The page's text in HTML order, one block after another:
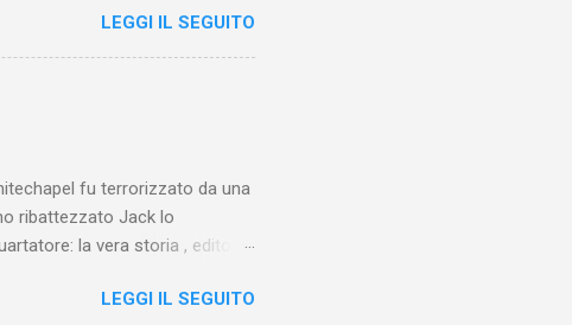
LEGGI IL SEGUITO
fu terrorizzato da una
ribattezzato Jack lo
la vera storia , edito da
e del East End e a
LEGGI IL SEGUITO